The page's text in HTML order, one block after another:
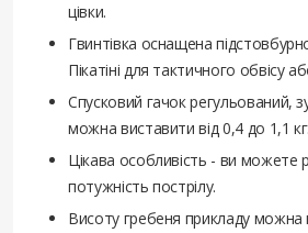
цівки.
Гвинтівка оснащена
Пікатіні для тактичного обвісу
Спусковий гачок регульований,
можна виставити від 0,4 до 1,1 кг.
Цікава особливість - ви можете
потужність пострілу.
Висоту гребеня прикладу можна